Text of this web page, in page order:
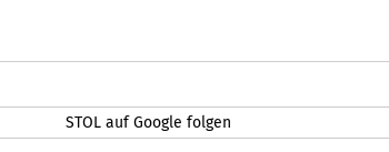
STOL auf Google folgen